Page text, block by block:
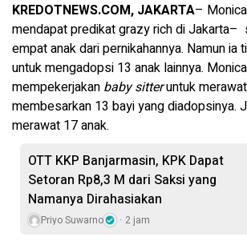
KREDOTNEWS.COM, JAKARTA–
mendapat predikat grazy rich di Jakarta–
empat anak dari pernikahannya. Namun ia
untuk mengadopsi 13 anak lainnya.
mempekerjakan baby sitteruntuk
membesarkan 13 bayi yang diadopsinya.
merawat 17 anak.
OTT KKP Banjarmasin, KPK Dapat
Setoran Rp8,3 M dari Saksi yang
Namanya Dirahasiakan
Priyo Suwarno 2 jam